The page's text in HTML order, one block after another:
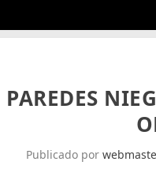
PAREDES
Publicado por